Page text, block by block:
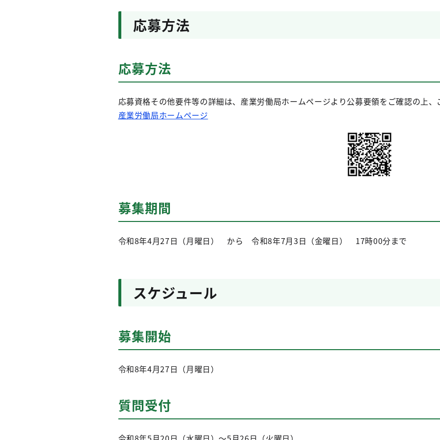
応募方法
応募方法
応募資格その他要件等の詳細は、産業労働局ホームページより公募要領をご確認の上、
産業労働局ホームページ
募集期間
令和8年4月27日（月曜日） から 令和8年7月3日（金曜日） 17時00分まで
スケジュール
募集開始
令和8年4月27日（月曜日）
質問受付